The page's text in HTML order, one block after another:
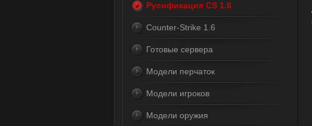
Русификация CS 1.6
Counter-Strike 1.6
Готовые сервера
Модели перчаток
Модели игроков
Модели оружия